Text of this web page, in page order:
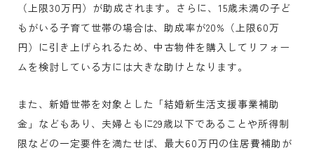
（上限30万円）が助成されます。さらに、15歳未満の子ど
もがいる子育て世帯の場合は、助成率が20%（上限60万
円）に引き上げられるため、中古物件を購入してリフォー
ムを検討している方には大きな助けとなります。
また、新婚世帯を対象とした「結婚新生活支援事業補助
金」などもあり、夫婦ともに29歳以下であることや所得制
限などの一定要件を満たせば、最大60万円の住居費補助が